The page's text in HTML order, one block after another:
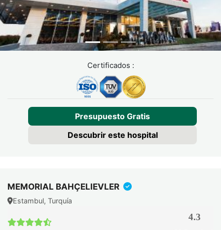
Certificados :
Presupuesto Gratis
Descubrir este hospital
MEMORIAL BAHÇELIEVLER
Estambul, Turquía
4.3